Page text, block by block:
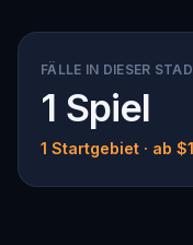
FÄLLE IN DIESER
1 Spiel
1 Startgebiet · ab